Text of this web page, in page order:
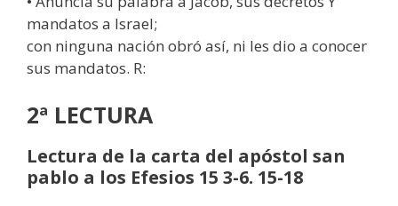
mandatos a Israel;
con ninguna nación obró así, ni les dio a conocer
sus mandatos. R:
2ª LECTURA
Lectura de la carta del apóstol san
pablo a los Efesios 15 3-6. 15-18